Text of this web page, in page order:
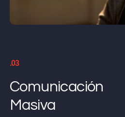
.03
Comunicación
Masiva